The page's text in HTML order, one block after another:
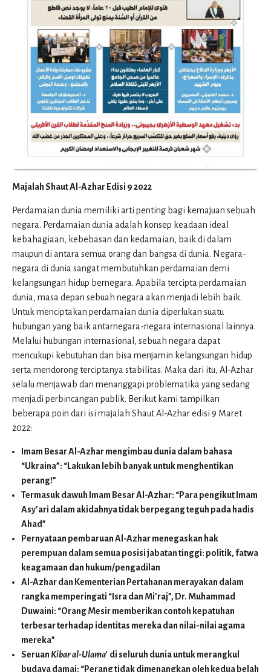
Majalah Shaut Al-Azhar Edisi 9 2022
Perdamaian dunia memiliki arti penting bagi kemajuan sebuah
negara. Perdamaian dunia adalah konsep keadaan ideal
kebahagiaan, kebebasan dan kedamaian, baik di dalam
maupun di antara semua orang dan bangsa di dunia. Negara-
negara di dunia sangat membutuhkan perdamaian demi
kelangsungan hidup bernegara. Apabila tercipta perdamaian
dunia, masa depan sebuah negara akan menjadi lebih baik.
Untuk menciptakan perdamaian dunia diperlukan suatu
hubungan yang baik antarnegara-negara internasional lainnya.
Melalui hubungan internasional, sebuah negara dapat
mencukupi kebutuhan dan bisa menjamin kelangsungan hidup
serta mendorong terciptanya stabilitas. Maka dari itu, Al-Azhar
selalu menjawab dan menanggapi problematika yang sedang
menjadi perbincangan publik. Berikut kami tampilkan
beberapa poin dari isi majalah Shaut Al-Azhar edisi 9 Maret
2022:
Imam Besar Al-Azhar mengimbau dunia dalam bahasa
“Ukraina”: “Lakukan lebih banyak untuk menghentikan
perang!”
Termasuk dawuh Imam Besar Al-Azhar: “Para pengikut Imam
Asy’ari dalam akidahnya tidak berpegang teguh pada hadis
Ahad”
Pernyataan pembaruan Al-Azhar menegaskan hak
perempuan dalam semua posisi jabatan tinggi: politik, fatwa
keagamaan dan hukum/pengadilan
Al-Azhar dan Kementerian Pertahanan merayakan dalam
rangka memperingati “Isra dan Mi’raj”, Dr. Muhammad
Duwaini: “Orang Mesir memberikan contoh kepatuhan
terbesar terhadap identitas mereka dan nilai-nilai agama
mereka”
Seruan Kibar al-Ulama’ di seluruh dunia untuk merangkul
budaya damai: “Perang tidak dimenangkan oleh kedua belah